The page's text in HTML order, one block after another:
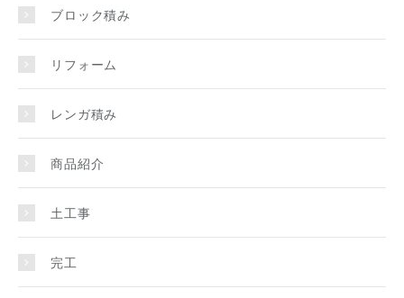
ブロック積み
リフォーム
レンガ積み
商品紹介
土工事
完工